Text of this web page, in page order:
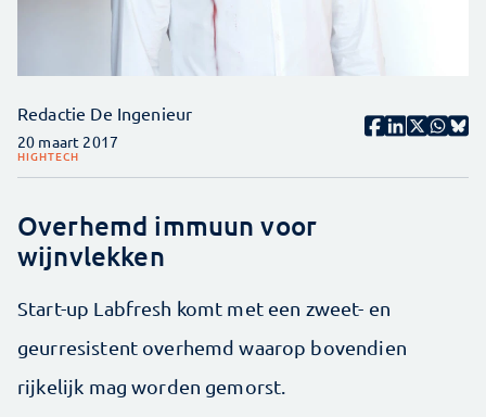
Redactie De Ingenieur
20 maart 2017
HIGHTECH
Overhemd immuun voor
wijnvlekken
Start-up Labfresh komt met een zweet- en
geurresistent overhemd waarop bovendien
rijkelijk mag worden gemorst.